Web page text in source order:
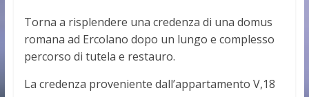
Torna a risplendere una credenza di una domus
romana ad Ercolano dopo un lungo e complesso
percorso di tutela e restauro.
La credenza proveniente dall’appartamento V,18